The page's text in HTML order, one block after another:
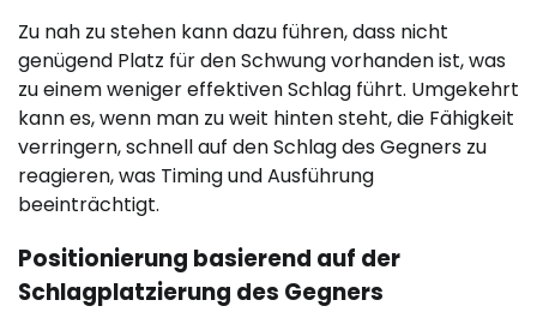
Zu nah zu stehen kann dazu führen, dass nicht
genügend Platz für den Schwung vorhanden ist, was
zu einem weniger effektiven Schlag führt. Umgekehrt
kann es, wenn man zu weit hinten steht, die Fähigkeit
verringern, schnell auf den Schlag des Gegners zu
reagieren, was Timing und Ausführung
beeinträchtigt.
Positionierung basierend auf der
Schlagplatzierung des Gegners